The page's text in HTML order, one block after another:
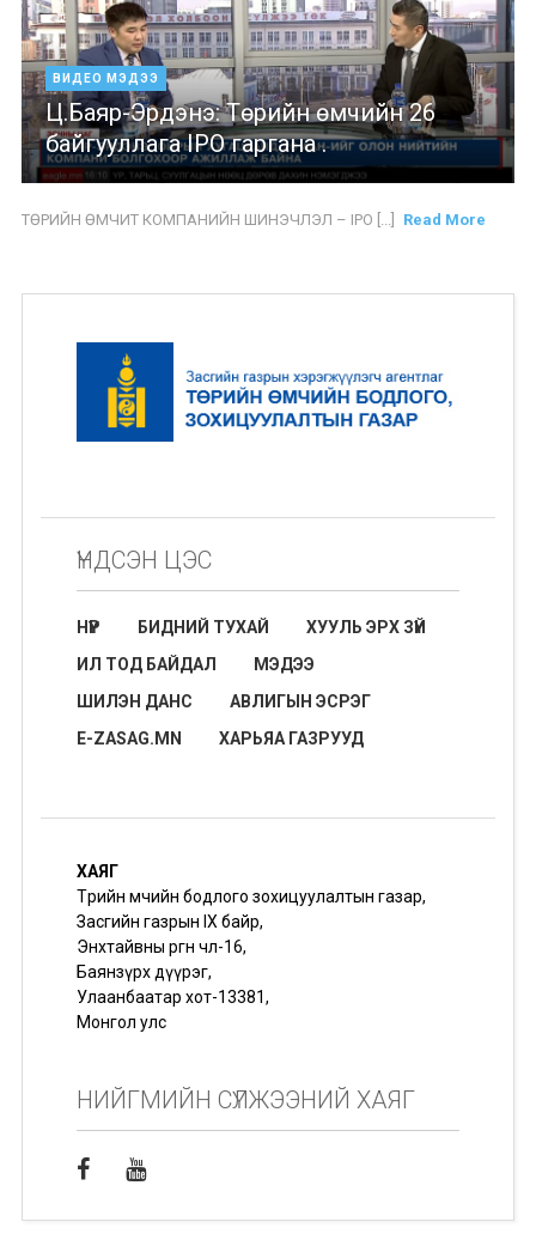
ВИДЕО МЭДЭЭ
Ц.Баяр-Эрдэнэ: Төрийн өмчийн 26
байгууллага IPO гаргана .
ТӨРИЙН ӨМЧИТ КОМПАНИЙН ШИНЭЧЛЭЛ – IPO [...] Read More
ҮНДСЭН ЦЭС
НҮҮР БИДНИЙ ТУХАЙ
ХУУЛЬ ЭРХ ЗҮЙ
ИЛ ТОД БАЙДАЛ
МЭДЭЭ
ШИЛЭН ДАНС
АВЛИГЫН ЭСРЭГ
E-ZASAG.MN
ХАРЬЯА ГАЗРУУД
ХАЯГ
Төрийн өмчийн бодлого зохицуулалтын газар,
Засгийн газрын IX байр,
Энхтайвны өргөн чөлөө-16,
Баянзүрх дүүрэг,
Улаанбаатар хот-13381,
Монгол улс
НИЙГМИЙН СҮЛЖЭЭНИЙ ХАЯГ